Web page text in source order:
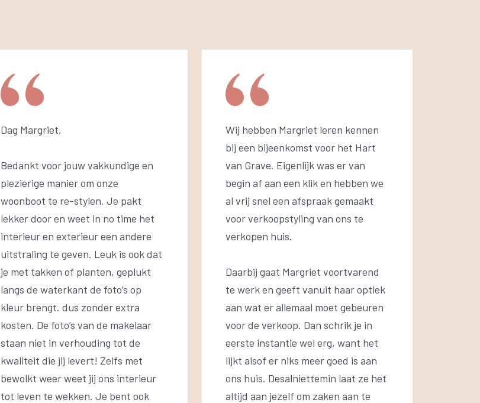
Dag Margriet,
Bedankt voor jouw vakkundige en
plezierige manier om onze
woonboot te re-stylen. Je pakt
lekker door en weet in no time het
interieur en exterieur een andere
uitstraling te geven. Leuk is ook dat
je met takken of planten, geplukt
langs de waterkant de foto’s op
kleur brengt. dus zonder extra
kosten. De foto’s van de makelaar
staan niet in verhouding tot de
kwaliteit die jij levert! Zelfs met
bewolkt weer weet jij ons interieur
tot leven te wekken. Je bent ook
Wij hebben Margriet leren kennen
bij een bijeenkomst voor het Hart
van Grave. Eigenlijk was er van
begin af aan een klik en hebben we
al vrij snel een afspraak gemaakt
voor verkoopstyling van ons te
verkopen huis.
Daarbij gaat Margriet voortvarend
te werk en geeft vanuit haar optiek
aan wat er allemaal moet gebeuren
voor de verkoop. Dan schrik je in
eerste instantie wel erg, want het
lijkt alsof er niks meer goed is aan
ons huis. Desalniettemin laat ze het
altijd aan jezelf om zaken aan te